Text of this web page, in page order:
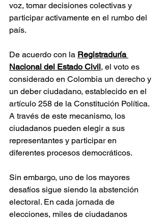
voz, tomar decisiones colectivas y
participar activamente en el rumbo del
país.
De acuerdo con la Registraduría
Nacional del Estado Civil, el voto es
considerado en Colombia un derecho y
un deber ciudadano, establecido en el
artículo 258 de la Constitución Política.
A través de este mecanismo, los
ciudadanos pueden elegir a sus
representantes y participar en
diferentes procesos democráticos.
Sin embargo, uno de los mayores
desafíos sigue siendo la abstención
electoral. En cada jornada de
elecciones, miles de ciudadanos